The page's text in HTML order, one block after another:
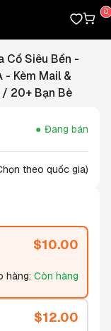
Cổ Siêu Bền -
Kèm Mail &
/ 20+ Bạn Bè
Đang bán
theo quốc gia)
$10.00
hàng: Còn hàng
$12.00